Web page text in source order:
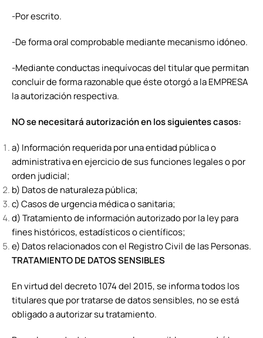
-Por escrito.
-De forma oral comprobable mediante mecanismo idóneo.
-Mediante conductas inequívocas del titular que permitan
concluir de forma razonable que éste otorgó a la EMPRESA
la autorización respectiva.
NO se necesitará autorización en los siguientes casos:
a) Información requerida por una entidad pública o
administrativa en ejercicio de sus funciones legales o por
orden judicial;
b) Datos de naturaleza pública;
c) Casos de urgencia médica o sanitaria;
d) Tratamiento de información autorizado por la ley para
fines históricos, estadísticos o científicos;
e) Datos relacionados con el Registro Civil de las Personas.
TRATAMIENTO DE DATOS SENSIBLES
En virtud del decreto 1074 del 2015, se informa todos los
titulares que por tratarse de datos sensibles, no se está
obligado a autorizar su tratamiento.